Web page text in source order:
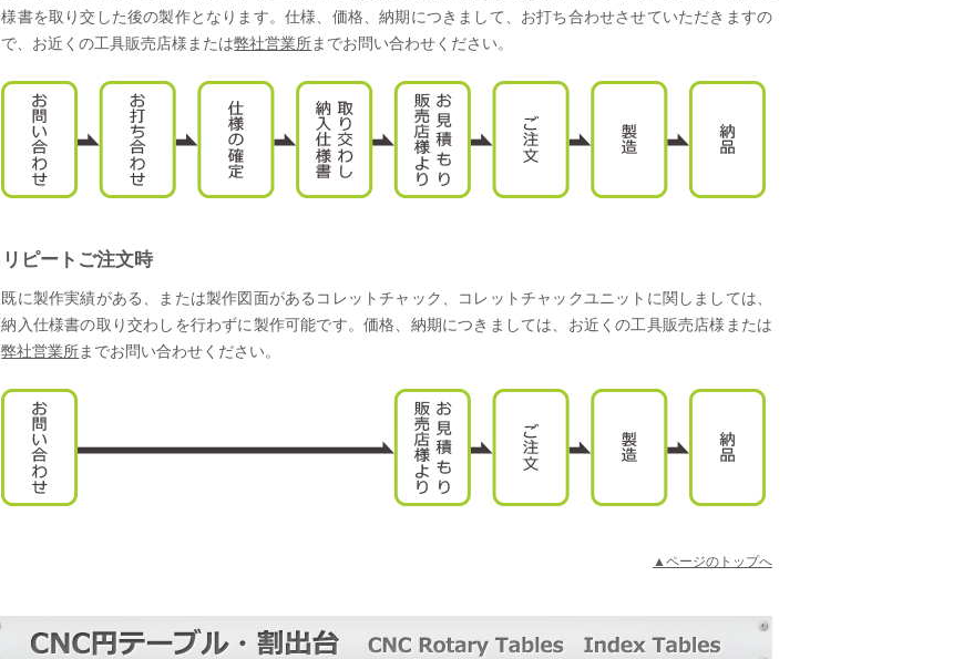
様書を取り交した後の製作となります。仕様、価格、納期につきまして、お打ち合わせさせていただきますの
で、お近くの工具販売店様または弊社営業所までお問い合わせください。
リピートご注文時
既に製作実績がある、または製作図面があるコレットチャック、コレットチャックユニットに関しましては、
納入仕様書の取り交わしを行わずに製作可能です。価格、納期につきましては、お近くの工具販売店様または
弊社営業所までお問い合わせください。
▲ページのトップへ